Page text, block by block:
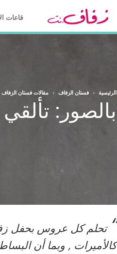
قاعات
الرئيسية › فستان الزفاف › مقالات فستان الزفاف
بالصور:
“ تحلم كل عروس بحفل
كالأميرات , وبما أن